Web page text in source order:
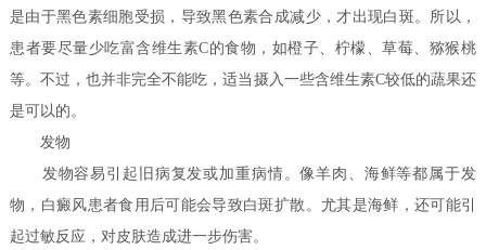
是由于黑色素细胞受损，导致黑色素合成减少，才出现白斑。所以，
患者要尽量少吃富含维生素C的食物，如橙子、柠檬、草莓、猕猴桃
等。不过，也并非完全不能吃，适当摄入一些含维生素C较低的蔬果还
是可以的。
发物
发物容易引起旧病复发或加重病情。像羊肉、海鲜等都属于发
物，白癜风患者食用后可能会导致白斑扩散。尤其是海鲜，还可能引
起过敏反应，对皮肤造成进一步伤害。